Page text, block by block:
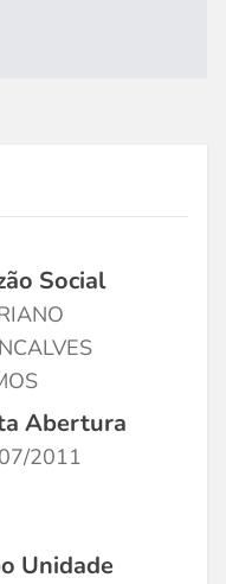
Social
Abertura
2011
Unidade